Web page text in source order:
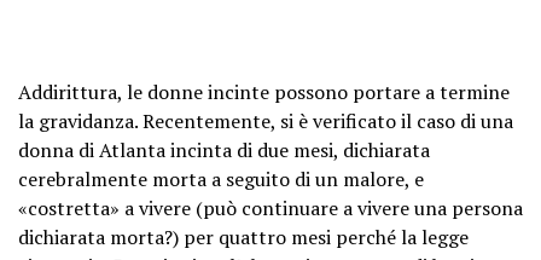
Addirittura, le donne incinte possono portare a termine
la gravidanza. Recentemente, si è verificato il caso di una
donna di Atlanta incinta di due mesi, dichiarata
cerebralmente morta a seguito di un malore, e
«costretta» a vivere (può continuare a vivere una persona
dichiarata morta?) per quattro mesi perché la legge